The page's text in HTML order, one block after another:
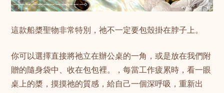
這款船槳聖物非常特別，祂不一定要包殼掛在脖子上。
你可以選擇直接將祂立在辦公桌的一角，或是放在我們附
贈的隨身袋中、收在包包裡。，每當工作疲累時，看一眼
桌上的槳，摸摸祂的質感，給自己一個深呼吸，重新出